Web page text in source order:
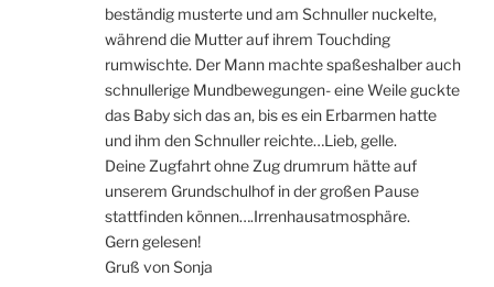
beständig musterte und am Schnuller nuckelte,
während die Mutter auf ihrem Touchding
rumwischte. Der Mann machte spaßeshalber auch
schnullerige Mundbewegungen- eine Weile guckte
das Baby sich das an, bis es ein Erbarmen hatte
und ihm den Schnuller reichte…Lieb, gelle.
Deine Zugfahrt ohne Zug drumrum hätte auf
unserem Grundschulhof in der großen Pause
stattfinden können….Irrenhausatmosphäre.
Gern gelesen!
Gruß von Sonja